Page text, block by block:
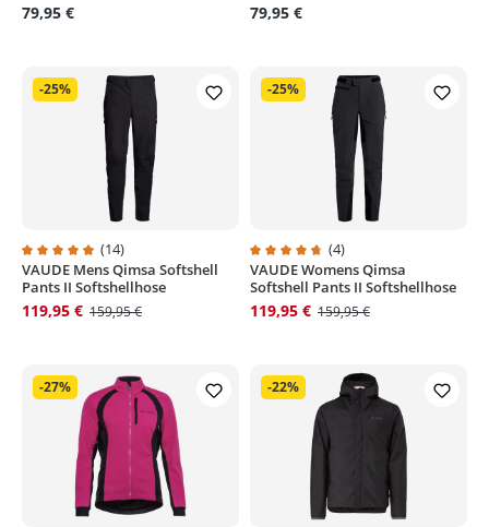
79,95 € 79,95 €
Durchschnittliche Bewertung von 4.9 von 5 Sternen
(14)
VAUDE Mens Qimsa Softshell
Pants II Softshellhose
119,95 € 159,95 €
-25%
Durchschnittliche Bewertung
(4)
VAUDE Womens Qimsa
Softshell Pants II Softshellhose
119,95 € 159,95 €
-25%
-27% -22%